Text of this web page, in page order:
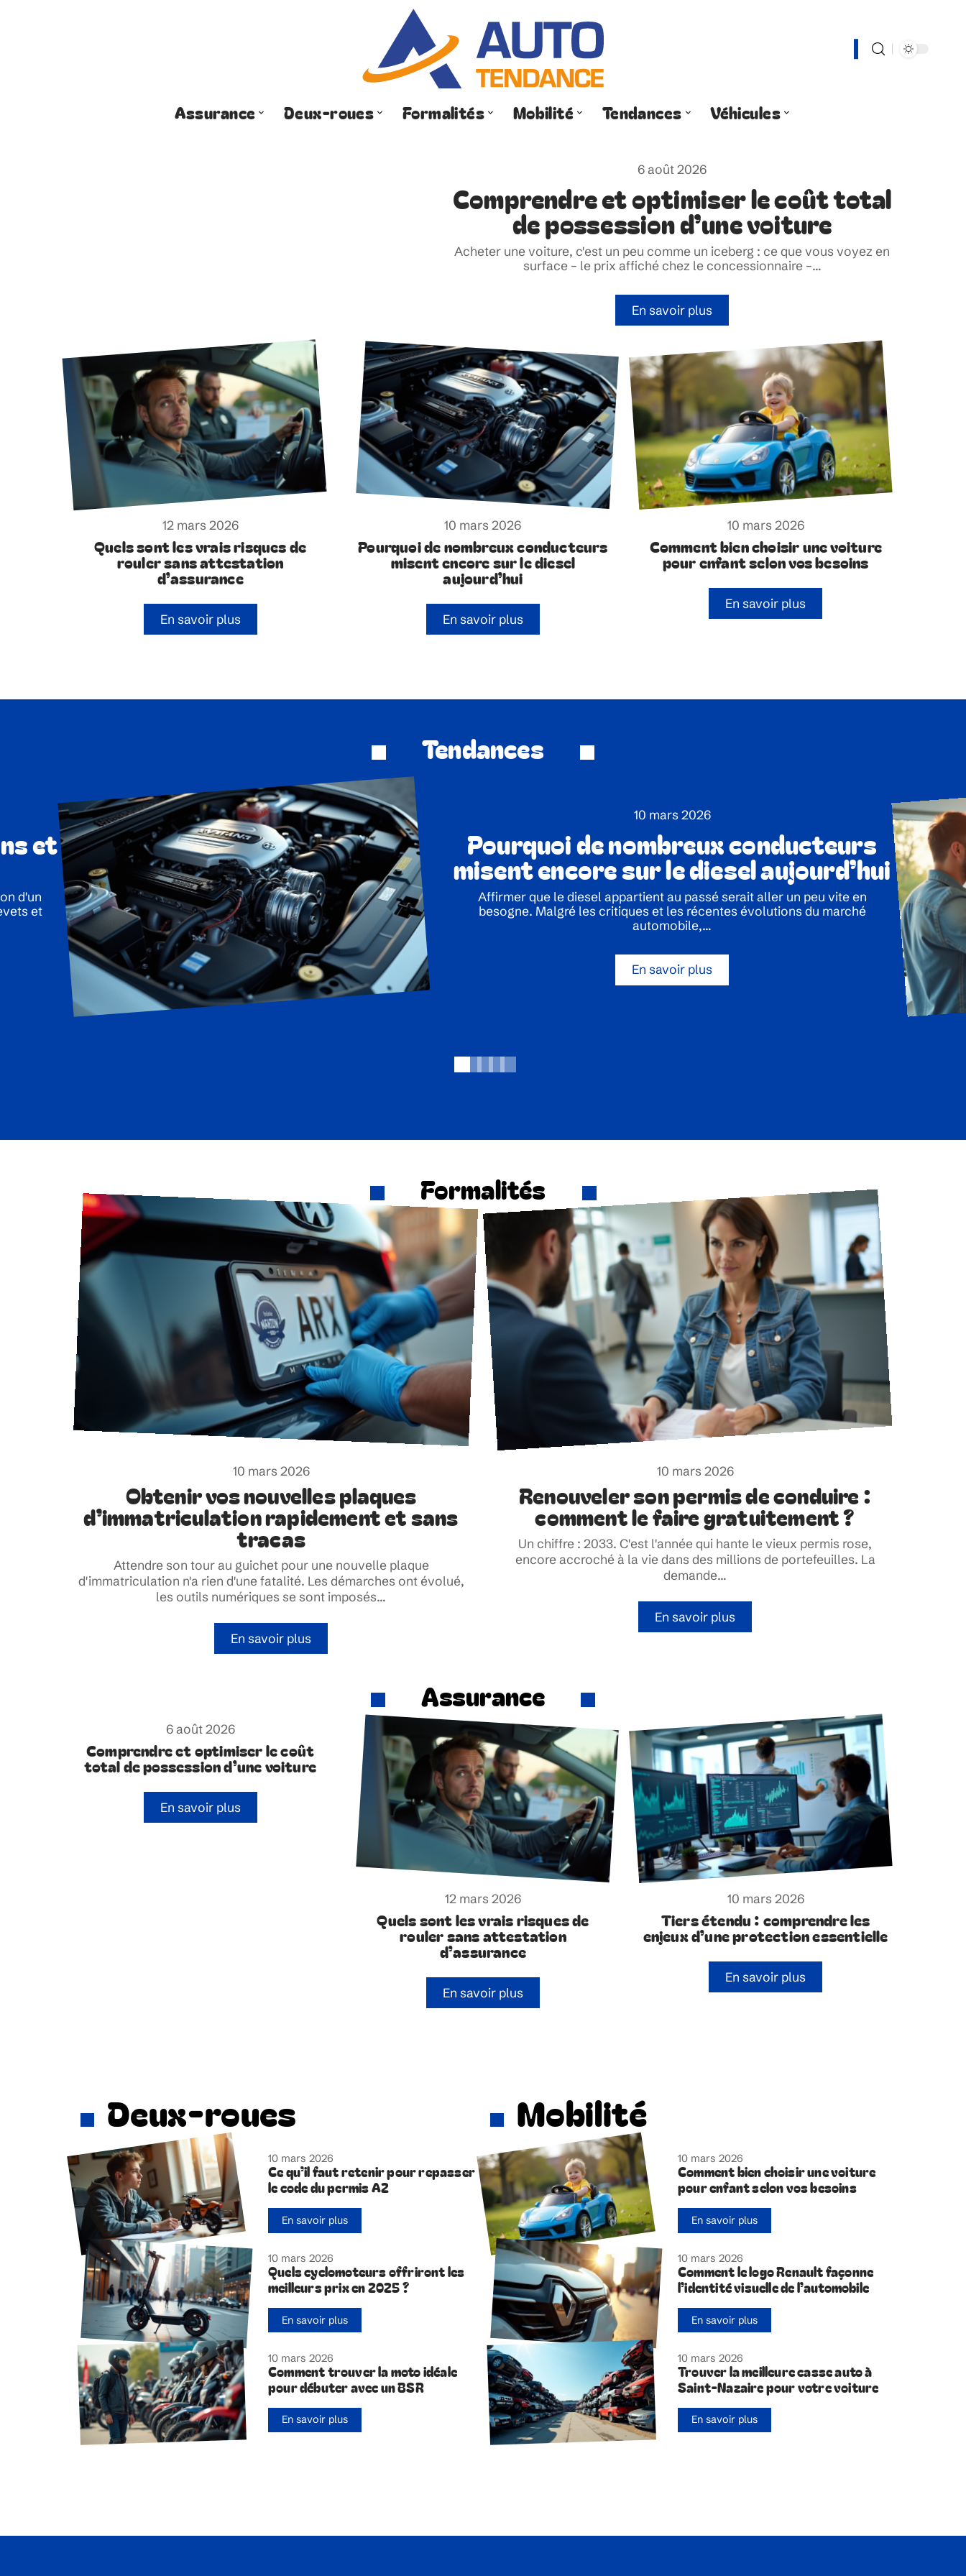
Assurance Deux-roues Formalités Mobilité Tendances Véhicules
6 août 2026
Comprendre et optimiser le coût total
de possession d’une voiture
Acheter une voiture, c'est un peu comme un iceberg : ce que vous voyez en
surface – le prix affiché chez le concessionnaire –…
En savoir plus
12 mars 2026
Quels sont les vrais risques de
rouler sans attestation
d’assurance
En savoir plus
10 mars 2026
Pourquoi de nombreux conducteurs
misent encore sur le diesel
aujourd’hui
En savoir plus
10 mars 2026
Comment bien choisir une voiture
pour enfant selon vos besoins
En savoir plus
Tendances
et
d'un
et
10 mars 2026
Pourquoi de nombreux conducteurs
misent encore sur le diesel aujourd’hui
Affirmer que le diesel appartient au passé serait aller un peu vite en
besogne. Malgré les critiques et les récentes évolutions du marché
automobile,…
En savoir plus
Formalités
10 mars 2026
Obtenir vos nouvelles plaques
d’immatriculation rapidement et sans
tracas
Attendre son tour au guichet pour une nouvelle plaque
d'immatriculation n'a rien d'une fatalité. Les démarches ont évolué,
les outils numériques se sont imposés…
En savoir plus
10 mars 2026
Renouveler son permis de conduire :
comment le faire gratuitement ?
Un chiffre : 2033. C'est l'année qui hante le vieux permis rose,
encore accroché à la vie dans des millions de portefeuilles. La
demande…
En savoir plus
Assurance
6 août 2026
Comprendre et optimiser le coût
total de possession d’une voiture
En savoir plus
12 mars 2026
Quels sont les vrais risques de
rouler sans attestation
d’assurance
En savoir plus
10 mars 2026
Tiers étendu : comprendre les
enjeux d’une protection essentielle
En savoir plus
Deux-roues
10 mars 2026
Ce qu’il faut retenir pour repasser
le code du permis A2
En savoir plus
10 mars 2026
Quels cyclomoteurs offriront les
meilleurs prix en 2025 ?
En savoir plus
10 mars 2026
Comment trouver la moto idéale
pour débuter avec un BSR
En savoir plus
Mobilité
10 mars 2026
Comment bien choisir une voiture
pour enfant selon vos besoins
En savoir plus
10 mars 2026
Comment le logo Renault façonne
l’identité visuelle de l’automobile
En savoir plus
10 mars 2026
Trouver la meilleure casse auto à
Saint-Nazaire pour votre voiture
En savoir plus